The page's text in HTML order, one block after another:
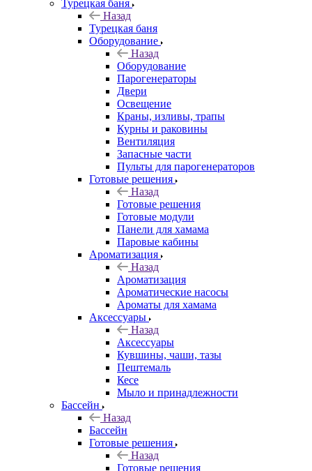
Турецкая баня
Назад
Турецкая баня
Оборудование
Назад
Оборудование
Парогенераторы
Двери
Освещение
Краны, изливы, трапы
Курны и раковины
Вентиляция
Запасные части
Пульты для парогенераторов
Готовые решения
Назад
Готовые решения
Готовые модули
Панели для хамама
Паровые кабины
Ароматизация
Назад
Ароматизация
Ароматические насосы
Ароматы для хамама
Аксессуары
Назад
Аксессуары
Кувшины, чаши, тазы
Пештемаль
Кесе
Мыло и принадлежности
Бассейн
Назад
Бассейн
Готовые решения
Назад
Готовые решения